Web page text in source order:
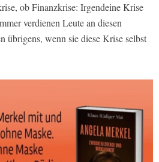
ob Finanzkrise: Irgendeine Krise
verdienen Leute an diesen
übrigens, wenn sie diese Krise selbst